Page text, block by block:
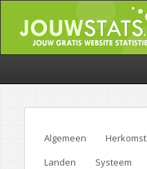
Algemeen Herkomst
Landen
Systeem